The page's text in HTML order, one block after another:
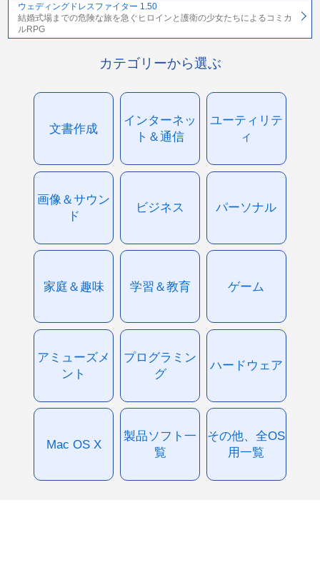
ウェディングドレスファイター 1.50
結婚式場までの危険な旅を急ぐヒロインと護衛の少女たちによるコミカ
ルRPG
カテゴリーから選ぶ
文書作成
インターネッ
ト＆通信
ユーティリテ
ィ
画像＆サウン
ド
ビジネス パーソナル
家庭＆趣味 学習＆教育 ゲーム
アミューズメ
ント
プログラミン
グ
ハードウェア
Mac OS X
製品ソフト一
覧
その他、全OS
用一覧